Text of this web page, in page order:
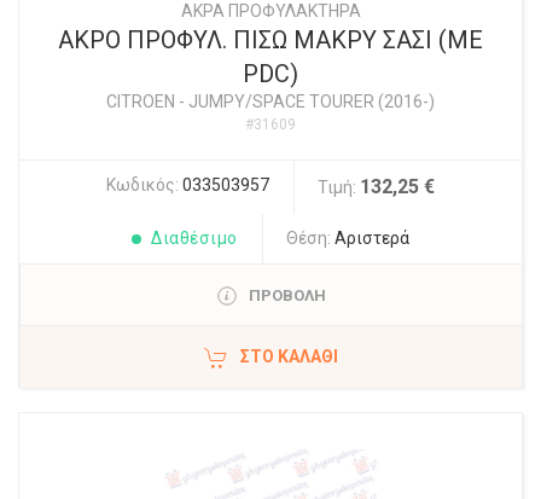
ΑΚΡΑ ΠΡΟΦΥΛΑΚΤΗΡΑ
ΑΚΡΟ ΠΡΟΦΥΛ. ΠΙΣΩ ΜΑΚΡΥ ΣΑΣΙ (ΜΕ
PDC)
CITROEN - JUMPY/SPACE TOURER (2016-)
#31609
Κωδικός: 033503957 Τιμή: 132,25 €
Διαθέσιμο Θέση: Αριστερά
ΠΡΟΒΟΛΗ
ΣΤΟ ΚΑΛΆΘΙ